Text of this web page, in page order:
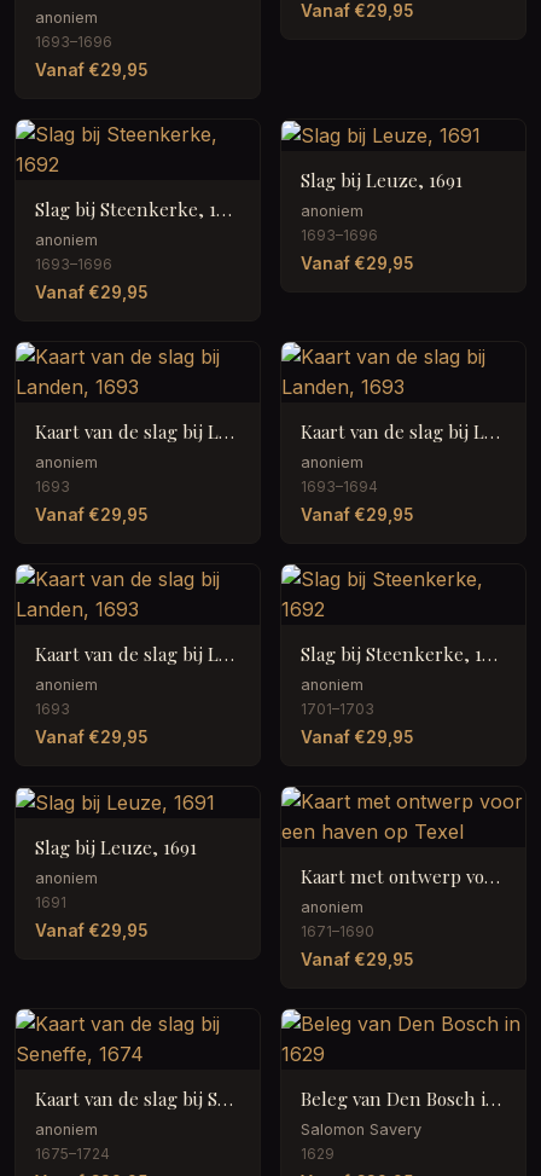
anoniem
1693–1696
Vanaf €29,95
Vanaf €29,95
Slag bij Steenkerke, 1692
anoniem
1693–1696
Vanaf €29,95
Slag bij Leuze, 1691
anoniem
1693–1696
Vanaf €29,95
Kaart van de slag bij Landen, 1693
anoniem
1693
Vanaf €29,95
Kaart van de slag bij Landen, 1693
anoniem
1693–1694
Vanaf €29,95
Kaart van de slag bij Landen, 1693
anoniem
1693
Vanaf €29,95
Slag bij Steenkerke, 1692
anoniem
1701–1703
Vanaf €29,95
Slag bij Leuze, 1691
anoniem
1691
Vanaf €29,95
Kaart met ontwerp voor een haven op Texel
anoniem
1671–1690
Vanaf €29,95
Kaart van de slag bij Seneffe, 1674
anoniem
1675–1724
Beleg van Den Bosch in 1629
Salomon Savery
1629